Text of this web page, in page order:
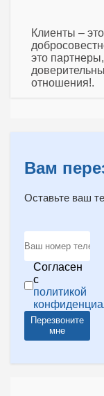
Клиенты –
это
отношения!.
Вам
Оставьте ваш
Согласен
с
политикой
Перезвоните
мне